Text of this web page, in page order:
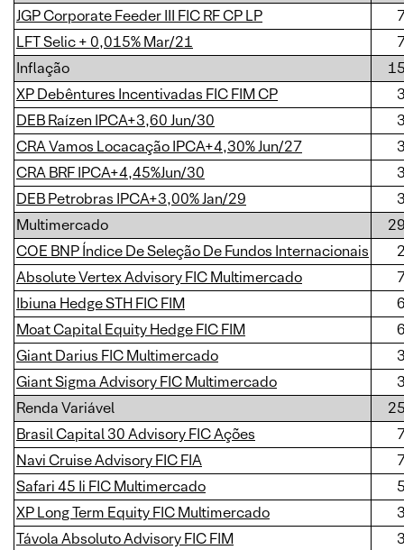
JGP Corporate Feeder III FIC RF CP LP
LFT Selic + 0,015% Mar/21
Inflação
XP Debêntures Incentivadas FIC FIM CP
DEB Raízen IPCA+3,60 Jun/30
CRA Vamos Locacação IPCA+4,30% Jun/27
CRA BRF IPCA+4,45%Jun/30
DEB Petrobras IPCA+3,00% Jan/29
Multimercado
COE BNP Índice De Seleção De Fundos Internacionais
Absolute Vertex Advisory FIC Multimercado
Ibiuna Hedge STH FIC FIM
Moat Capital Equity Hedge FIC FIM
Giant Darius FIC Multimercado
Giant Sigma Advisory FIC Multimercado
Renda Variável
Brasil Capital 30 Advisory FIC Ações
Navi Cruise Advisory FIC FIA
Safari 45 Ii FIC Multimercado
XP Long Term Equity FIC Multimercado
Távola Absoluto Advisory FIC FIM